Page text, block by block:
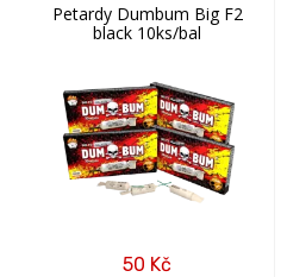
Petardy Dumbum Big F2
black 10ks/bal
50 Kč